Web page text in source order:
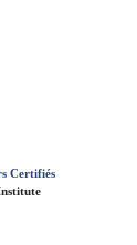
Certifiés